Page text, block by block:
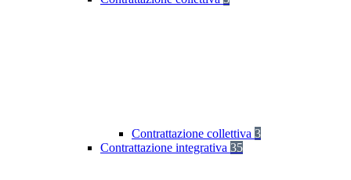
Contrattazione collettiva 3
Contrattazione integrativa 35